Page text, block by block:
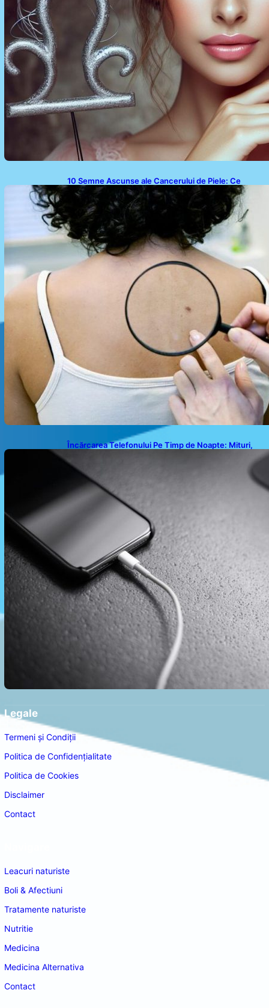
10 Semne Ascunse ale Cancerului de Piele: Ce
Trebuie să Știm pentru a Ne Proteja
Încărcarea Telefonului Pe Timp de Noapte: Mituri,
Legale
Termeni și Condiții
Politica de Confidențialitate
Politica de Cookies
Disclaimer
Contact
Leacuri naturiste
Boli & Afectiuni
Tratamente naturiste
Nutritie
Medicina
Medicina Alternativa
Contact